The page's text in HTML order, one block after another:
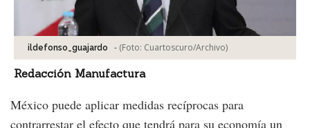
ildefonso_guajardo - (Foto: Cuartoscuro/Archivo)
Redacción Manufactura
México puede aplicar medidas recíprocas para
contrarrestar el efecto que tendrá para su economía un